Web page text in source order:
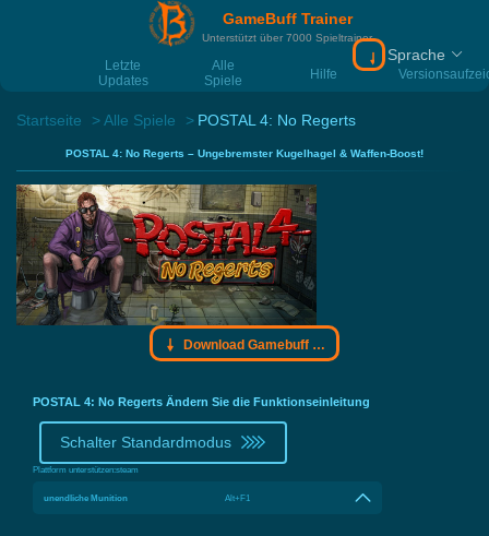
GameBuff Trainer
Unterstützt über 7000 Spieltrainer
Letzte
Updates
Alle
Spiele
Hilfe
Download
Sprache
Startseite Alle Spiele POSTAL 4: No Regerts
POSTAL 4: No Regerts – Ungebremster Kugelhagel & Waffen-Boost!
Download Gamebuff Trainer
POSTAL 4: No Regerts Ändern Sie die Funktionseinleitung
Schalter Standardmodus
Plattform unterstützen:steam
unendliche Munition Alt+F1